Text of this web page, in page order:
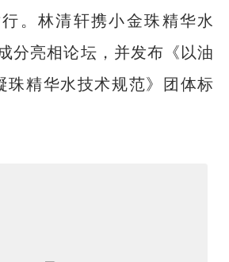
。林清轩携小金珠精华水
分亮相论坛，并发布《以油
珠精华水技术规范》团体标